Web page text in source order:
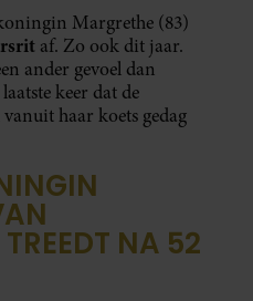
Margrethe (83)
af. Zo ook dit jaar.
ander gevoel dan
keer dat de
haar koets gedag
NA 52